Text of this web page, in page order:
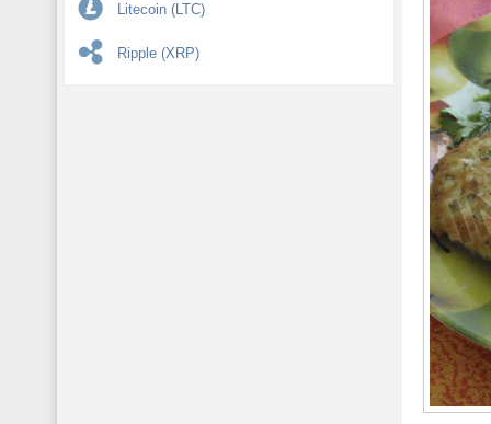
Litecoin (LTC)
Ripple (XRP)